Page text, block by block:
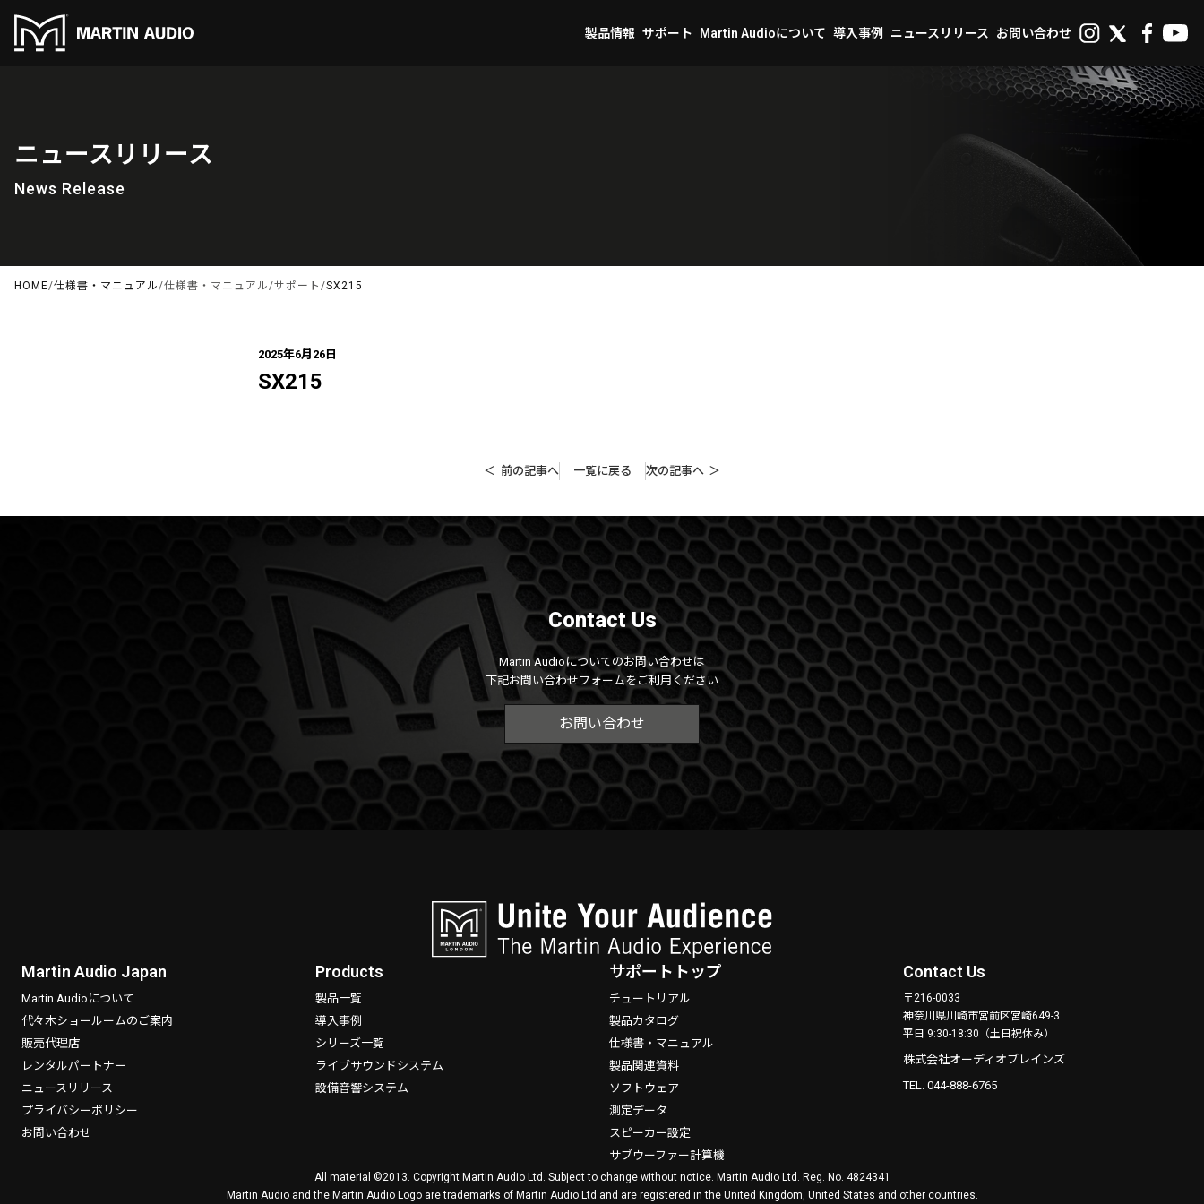
製品情報 サポート Martin Audioについて 導入事例 ニュースリリース お問い合わせ
ニュースリリース
News Release
HOME/仕様書・マニュアル/仕様書・マニュアル/サポート /SX215
2025年6月26日
SX215
前の記事へ 一覧に戻る 次の記事へ
Contact Us
Martin Audioについてのお問い合わせは
下記お問い合わせフォームをご利用ください
お問い合わせ
Martin Audio Japan
Martin Audioについて
代々木ショールームのご案内
販売代理店
レンタルパートナー
ニュースリリース
プライバシーポリシー
お問い合わせ
Products
製品一覧
導入事例
シリーズ一覧
ライブサウンドシステム
設備音響システム
サポートトップ
チュートリアル
製品カタログ
仕様書・マニュアル
製品関連資料
ソフトウェア
測定データ
スピーカー設定
サブウーファー計算機
Contact Us
〒216-0033
神奈川県川崎市宮前区宮崎649-3
平日 9:30-18:30（土日祝休み）
株式会社オーディオブレインズ
TEL. 044-888-6765
All material ©2013. Copyright Martin Audio Ltd. Subject to change without notice. Martin Audio Ltd. Reg. No. 4824341
Martin Audio and the Martin Audio Logo are trademarks of Martin Audio Ltd and are registered in the United Kingdom, United States and other countries.